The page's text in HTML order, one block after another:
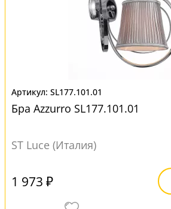
SL177.101.01
Бра Azzurro SL177.101.01
ST Luce (Италия)
1 973 ₽